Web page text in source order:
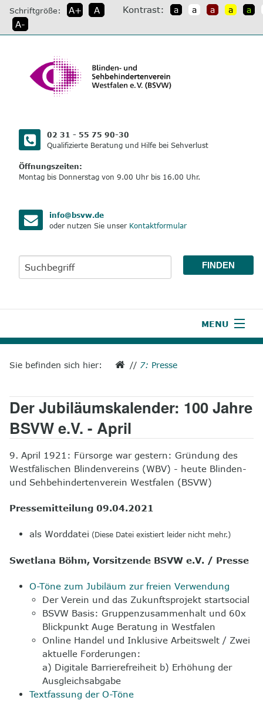
direkt
zum
Inhalt
Schriftgröße: A+
A
A-
Kontrast: a a a a a
02 31 - 55 75 90-30
Qualifizierte Beratung und Hilfe bei Sehverlust
Öffnungszeiten:
Montag bis Donnerstag von 9.00 Uhr bis 16.00 Uhr.
info@bsvw.de
oder nutzen Sie unser Kontaktformular
MENU
3
Wir über uns
4
Unsere Leistungen
5
Wissenswertes
6
Unterstützen
7
Presse
Kontakt
Sie befinden sich hier: // 7: Presse
Der Jubiläumskalender: 100 Jahre
BSVW e.V. - April
9. April 1921: Fürsorge war gestern: Gründung des
Westfälischen Blindenvereins (WBV) - heute Blinden-
und Sehbehindertenverein Westfalen (BSVW)
Pressemitteilung 09.04.2021
als Worddatei (Diese Datei existiert leider nicht mehr.)
Swetlana Böhm, Vorsitzende BSVW e.V. / Presse
O-Töne zum Jubiläum zur freien Verwendung
Der Verein und das Zukunftsprojekt startsocial
BSVW Basis: Gruppenzusammenhalt und 60x
Blickpunkt Auge Beratung in Westfalen
OnlineHandel und Inklusive Arbeitswelt / Zwei
aktuelle Forderungen:
a) Digitale Barrierefreiheit b) Erhöhung der
Ausgleichsabgabe
Textfassung der O-Töne